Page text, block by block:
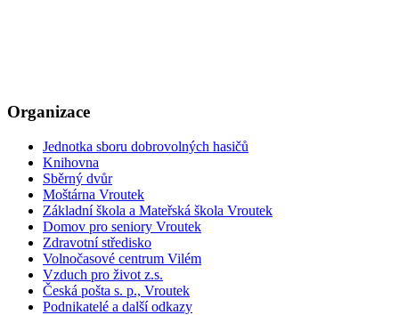
Organizace
Jednotka sboru dobrovolných hasičů
Knihovna
Sběrný dvůr
Moštárna Vroutek
Základní škola a Mateřská škola Vroutek
Domov pro seniory Vroutek
Zdravotní středisko
Volnočasové centrum Vilém
Vzduch pro život z.s.
Česká pošta s. p., Vroutek
Podnikatelé a další odkazy